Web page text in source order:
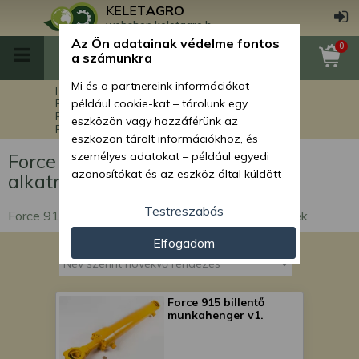
KELETAGRO
webshop.keletagro.hu
0
Főoldal
Force alkatrészek
Force rakodók alkatrészei
Force 915 rakodógép alkatrészek
Force 915 hidraulikarendszer alkatrészek
Force 915 hidraulikarendszer
alkatrészek
Force 915 rakodógép hidraulikarendszer alkatrészek
Force 915 billentő
munkahenger v1.
Az Ön adatainak védelme fontos
a számunkra
Mi és a partnereink információkat –
például cookie-kat – tárolunk egy
eszközön vagy hozzáférünk az
eszközön tárolt információkhoz, és
személyes adatokat – például egyedi
azonosítókat és az eszköz által küldött
személyre szabott hirdetések és
tartalom nyújtásához, hirdetés- és
tartalomméréshez, nézettségi adatok
gyűjtéséhez, valamint termékek
kifejlesztéséhez és a termékek
javításához. Az Ön engedélyével mi és a
partnereink eszközleolvasásos
módszerrel szerzett pontos geolokációs
adatokat és azonosítási információkat
Testreszabás
Elfogadom